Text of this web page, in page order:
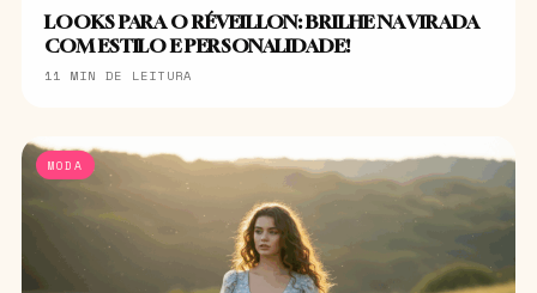
LOOKS PARA O RÉVEILLON: BRILHE NA VIRADA
COM ESTILO E PERSONALIDADE!
11 MIN DE LEITURA
MODA